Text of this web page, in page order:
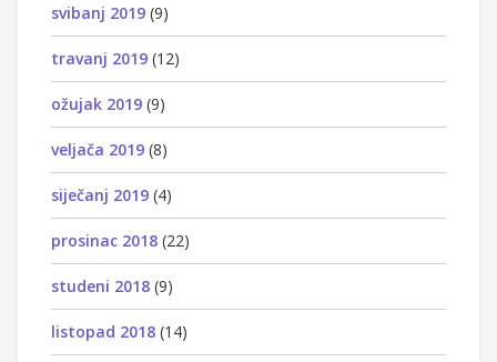
svibanj 2019 (9)
travanj 2019 (12)
ožujak 2019 (9)
veljača 2019 (8)
siječanj 2019 (4)
prosinac 2018 (22)
studeni 2018 (9)
listopad 2018 (14)